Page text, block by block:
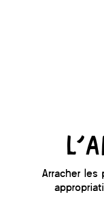
Arracher les